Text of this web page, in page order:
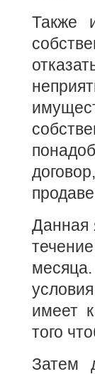
Также
Данная
имеет
того
Затем